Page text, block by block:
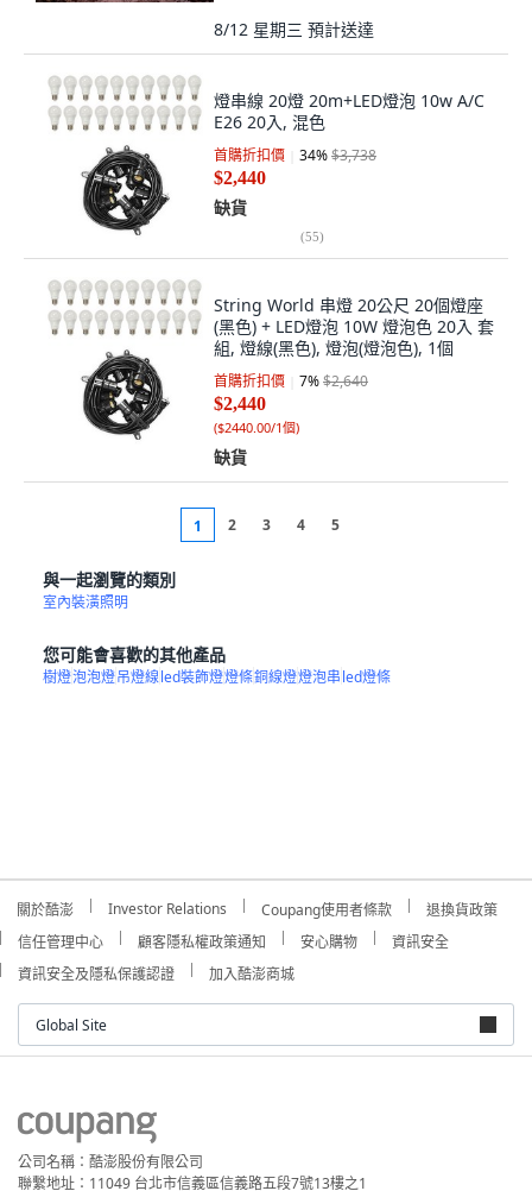
8/12 星期三 預計送達
燈串線 20燈 20m+LED燈泡 10w A/C
E26 20入, 混色
首購折扣價 34%$3,738
$2,440
缺貨
(55)
String World 串燈 20公尺 20個燈座
(黑色) + LED燈泡 10W 燈泡色 20入 套
組, 燈線(黑色), 燈泡(燈泡色), 1個
首購折扣價 7%$2,640
$2,440
($2440.00/1個)
缺貨
1 2 3 4 5
與一起瀏覽的類別
室內裝潢照明
您可能會喜歡的其他產品
樹燈泡泡燈吊燈線led裝飾燈燈條銅線燈燈泡串led燈條
關於酷澎 Investor Relations Coupang使用者條款
退換貨政策
信任管理中心
顧客隱私權政策通知 安心購物
資訊安全
資訊安全及隱私保護認證
加入酷澎商城
Global Site
公司名稱：酷澎股份有限公司
聯繫地址：11049 台北市信義區信義路五段7號13樓之1